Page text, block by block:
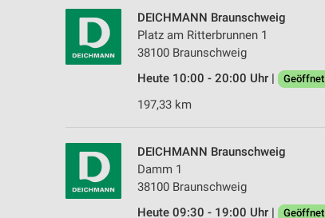
DEICHMANN Braunschweig
Platz am Ritterbrunnen 1
38100 Braunschweig
Heute 10:00 - 20:00 Uhr |
Geöffnet
197,33 km
DEICHMANN Braunschweig
Damm 1
38100 Braunschweig
Heute 09:30 - 19:00 Uhr |
Geöffnet